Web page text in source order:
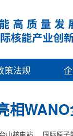
策法规
相